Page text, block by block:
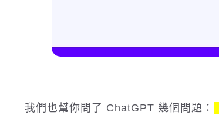
我們也幫你問了 ChatGPT 幾個問題：